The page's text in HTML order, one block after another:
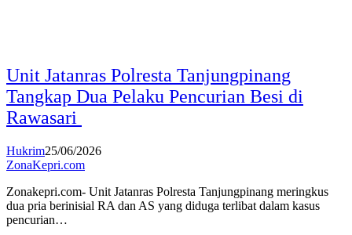
Unit Jatanras Polresta Tanjungpinang
Tangkap Dua Pelaku Pencurian Besi di
Rawasari
Hukrim25/06/2026
ZonaKepri.com
Zonakepri.com- Unit Jatanras Polresta Tanjungpinang meringkus
dua pria berinisial RA dan AS yang diduga terlibat dalam kasus
pencurian…